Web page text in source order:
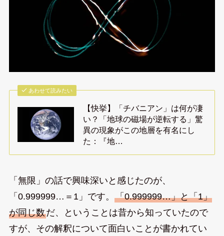
あわせて読みたい
【快挙】「チバニアン」は何が凄
い？「地球の磁場が逆転する」驚
異の現象がこの地層を有名にし
た：『地…
「無限」の話で興味深いと感じたのが、
「0.999999…＝1」です。 「0.999999…」と「1」
が同じ数だ、ということは昔から知っていたので
すが、その解釈について面白いことが書かれてい